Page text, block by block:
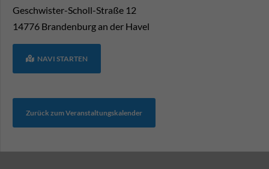
Geschwister-Scholl-Straße 12
14776 Brandenburg an der Havel
NAVI STARTEN
Zurück zum Veranstaltungskalender